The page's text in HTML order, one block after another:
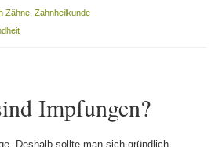
Zähne, Zahnheilkunde
Impfungen?
Deshalb sollte man sich gründlich